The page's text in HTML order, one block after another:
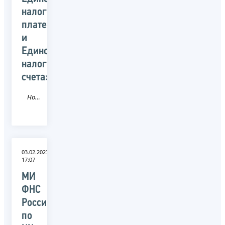
налогового
платежа
и
Единого
налогового
счета»
Новость
03.02.2023
17:07
МИ
ФНС
России
по